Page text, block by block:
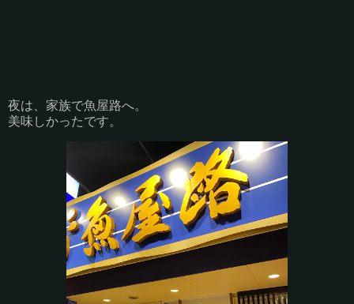
夜は、家族で魚屋路へ。
美味しかったです。